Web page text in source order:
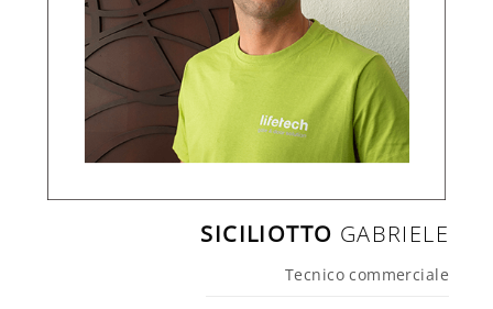
SICILIOTTO GABRIELE
Tecnico commerciale